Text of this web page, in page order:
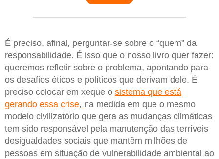
É preciso, afinal, perguntar-se sobre o “quem” da
responsabilidade. É isso que o nosso livro quer fazer:
queremos refletir sobre o problema, apontando para
os desafios éticos e políticos que derivam dele. É
preciso colocar em xeque o sistema que está
gerando essa crise, na medida em que o mesmo
modelo civilizatório que gera as mudanças climáticas
tem sido responsável pela manutenção das terríveis
desigualdades sociais que mantêm milhões de
pessoas em situação de vulnerabilidade ambiental ao